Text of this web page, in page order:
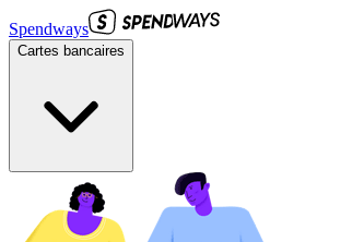
Spendways
Cartes bancaires